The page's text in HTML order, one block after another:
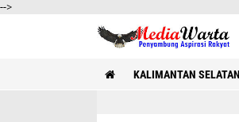
-->
KALIMANTAN SELATAN